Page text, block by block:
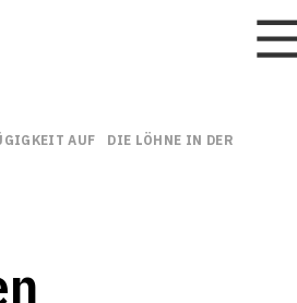
AUF DIE LÖHNE IN DER SCHWEIZ